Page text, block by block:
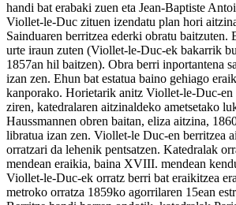
handi bat erabaki zuen eta Jean-Baptiste
Viollet-le-Duc zituen izendatu plan hori
Sainduaren berritzea ederki obratu baitzuten.
urte iraun zuten (Viollet-le-Duc-ek bakarrik
1857an hil baitzen). Obra berri inportantena
izan zen. Ehun bat estatua baino gehiago
kanporako. Horietarik anitz Viollet-le-Duc-
ziren, katedralaren aitzinaldeko ametsetako
Haussmannen obren baitan, eliza aitzina,
libratua izan zen. Viollet-le Duc-en berritzea
orratzari da lehenik pentsatzen. Katedralak
mendean eraikia, baina XVIII. mendean
Viollet-le-Duc-ek orratz berri bat eraikitzea
metroko orratza 1859ko agorrilaren 15ean